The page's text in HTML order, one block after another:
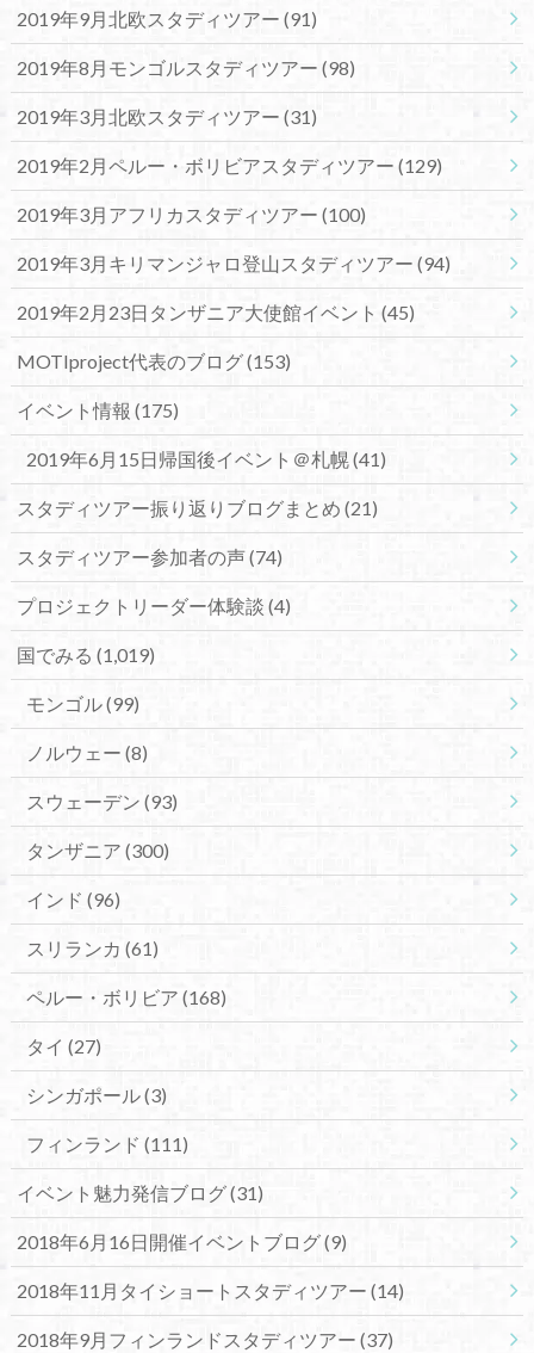
2019年9月北欧スタディツアー (91)
2019年8月モンゴルスタディツアー (98)
2019年3月北欧スタディツアー (31)
2019年2月ペルー・ボリビアスタディツアー (129)
2019年3月アフリカスタディツアー (100)
2019年3月キリマンジャロ登山スタディツアー (94)
2019年2月23日タンザニア大使館イベント (45)
MOTIproject代表のブログ(153)
イベント情報 (175)
2019年6月15日帰国後イベント＠札幌(41)
スタディツアー振り返りブログまとめ (21)
スタディツアー参加者の声(74)
プロジェクトリーダー体験談 (4)
国でみる (1,019)
モンゴル(99)
ノルウェー (8)
スウェーデン (93)
タンザニア (300)
インド (96)
スリランカ (61)
ペルー・ボリビア (168)
タイ (27)
シンガポール(3)
フィンランド (111)
イベント魅力発信ブログ(31)
2018年6月16日開催イベントブログ(9)
2018年11月タイショートスタディツアー (14)
2018年9月フィンランドスタディツアー (37)